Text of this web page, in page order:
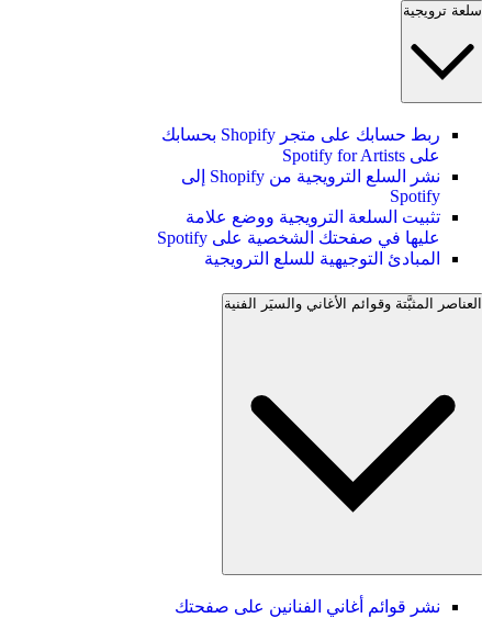
سلعة ترويجية
ربط حسابك على متجر Shopify بحسابك
على Spotify for Artists
نشر السلع الترويجية من Shopify إلى
Spotify
تثبيت السلعة الترويجية ووضع علامة
عليها في صفحتك الشخصية على Spotify
المبادئ التوجيهية للسلع الترويجية
العناصر المثبَّتة وقوائم الأغاني والسيَر الفنية
نشر قوائم أغاني الفنانين على صفحتك